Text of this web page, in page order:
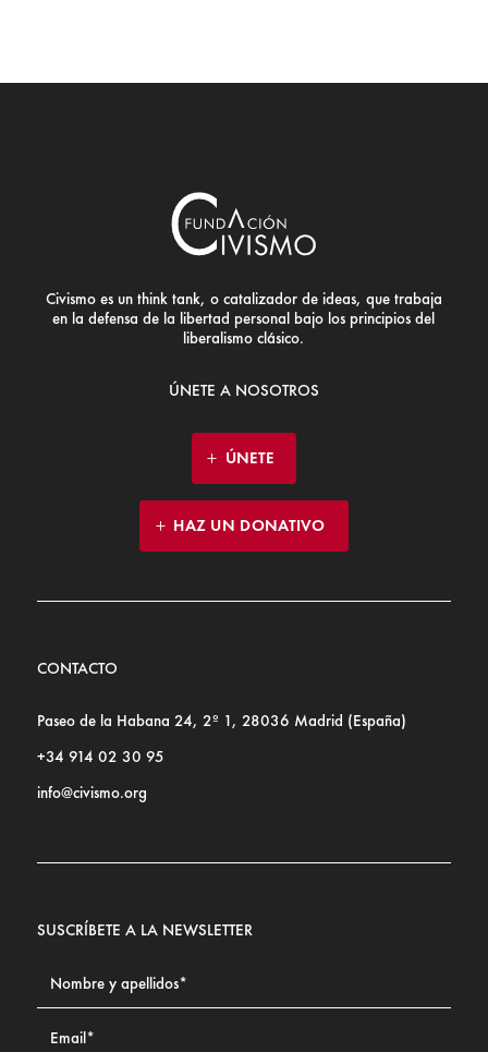
Civismo es un think tank, o catalizador de ideas, que trabaja
en la defensa de la libertad personal bajo los principios del
liberalismo clásico.
ÚNETE A NOSOTROS
ÚNETE
HAZ UN DONATIVO
CONTACTO
Paseo de la Habana 24, 2º 1, 28036 Madrid (España)
+34 914 02 30 95
info@civismo.org
SUSCRÍBETE A LA NEWSLETTER